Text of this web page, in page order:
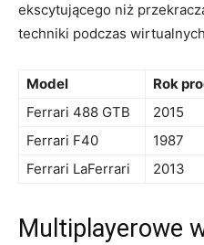
ekscytującego niż
techniki⁣ podczas
Model Rok
Ferrari 488 GTB
2015
Ferrari F40
1987
Ferrari⁢ LaFerrari
2013
Multiplayerowe